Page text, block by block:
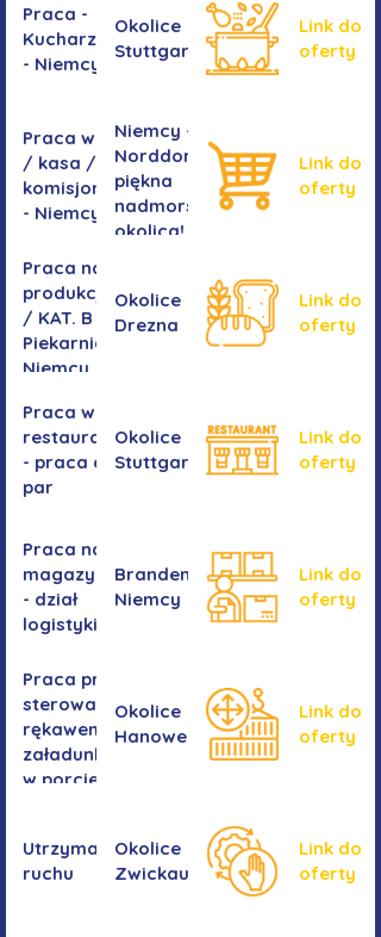
Praca -
Kucharz/kucharka
- Niemcy
Okolice
Stuttgartu
Link do
oferty
Praca w sklepie
/ kasa /
komisjonowanie
- Niemcy
Niemcy -
Norddorf -
piękna
nadmorska
okolica!
Link do
oferty
Praca na
produkcji
/ KAT. B -
Piekarnia
Niemcy
Okolice
Drezna
Link do
oferty
Praca w
restauracji
- praca dla
par
Okolice
Stuttgartu
Link do
oferty
Praca na
magazynie
- dział
logistyki
Brandenburgia,
Niemcy
Link do
oferty
Praca przy
sterowaniu
rękawem
załadunkowym
w porcie
Okolice
Hanower
Link do
oferty
Utrzymanie
ruchu
Okolice
Zwickau
Link do
oferty